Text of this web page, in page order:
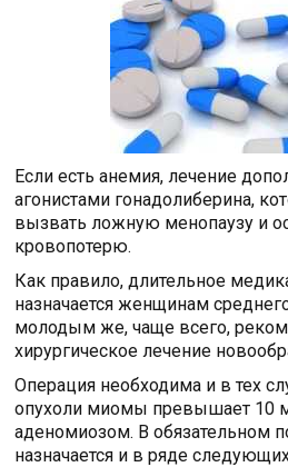
Если есть анемия, лечение
агонистами гонадолиберина,
вызвать ложную менопаузу и
кровопотерю.
Как правило, длительное
назначается женщинам
молодым же, чаще всего,
хирургическое лечение
Операция необходима и в тех
опухоли миомы превышает 10
аденомиозом. В обязательном
назначается и в ряде